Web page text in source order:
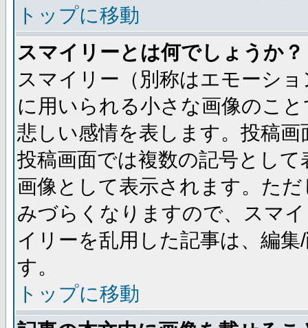
トップに移動
スマイリーとは何でしょうか？
スマイリー（別称はエモーシ
に用いられる小さな画像のこ
悲しい感情を表します。投稿
投稿画面では複数の記号とし
画像として表示されます。た
みづらくなりますので、スマ
イリーを乱用した記事は、編
す。
トップに移動